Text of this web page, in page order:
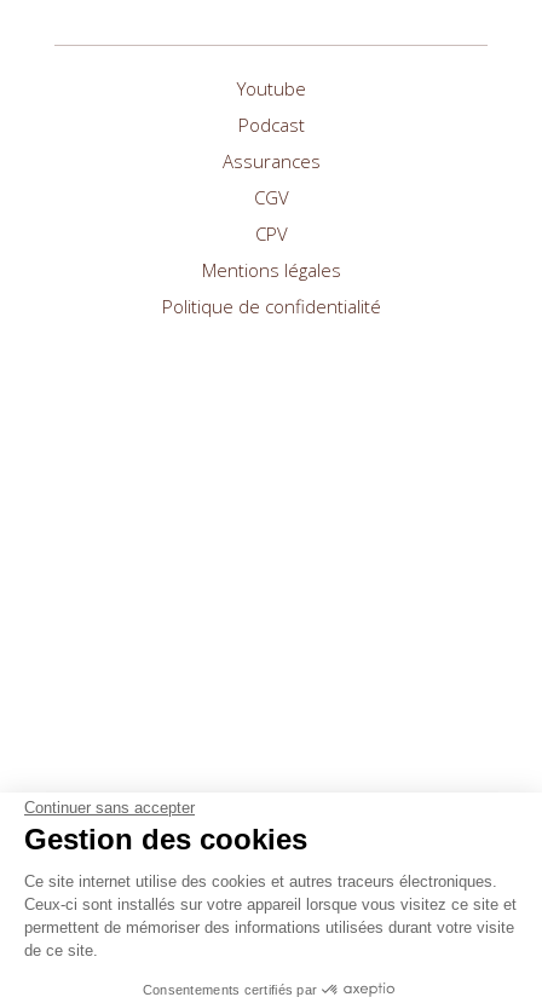
Youtube
Podcast
Assurances
CGV
CPV
Mentions légales
Politique de confidentialité
Continuer sans accepter
Gestion des cookies
Ce site internet utilise des cookies et autres traceurs électroniques.
Ceux-ci sont installés sur votre appareil lorsque vous visitez ce site et
permettent de mémoriser des informations utilisées durant votre visite
de ce site.
Consentements certifiés par